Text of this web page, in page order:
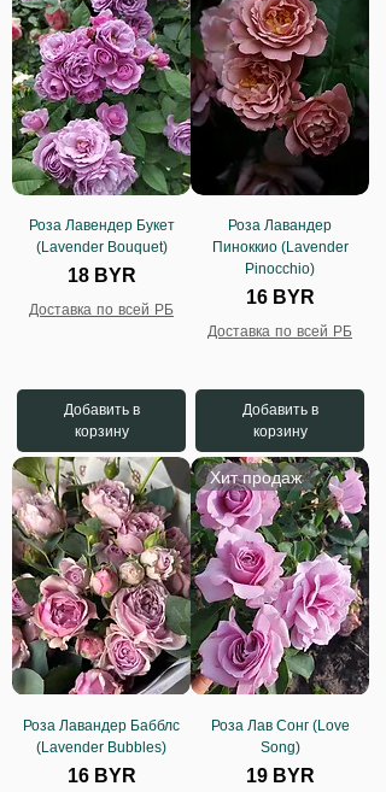
Роза Лавендер Букет
(Lavender Bouquet)
Цена
18 BYR
Доставка по всей РБ
Добавить в
корзину
Роза Лавандер
Пиноккио (Lavender
Pinocchio)
Цена
16 BYR
Доставка по всей РБ
Добавить в
корзину
Роза Лавандер Бабблс
(Lavender Bubbles)
Цена
16 BYR
Хит продаж
Роза Лав Сонг (Love
Song)
Цена
19 BYR